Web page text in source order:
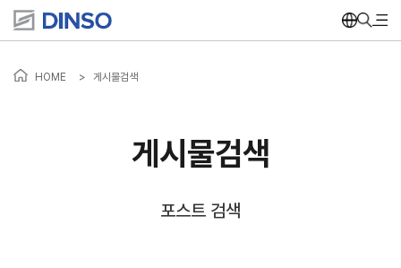
HOME > 게시물검색
게시물검색
포스트 검색